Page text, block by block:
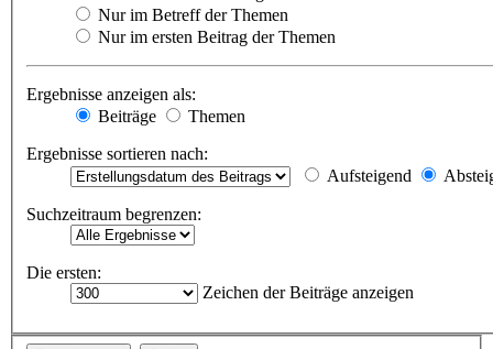
Nur im Betreff der Themen
Nur im ersten Beitrag der Themen
Ergebnisse anzeigen als:
Beiträge
Themen
Ergebnisse sortieren nach:
Aufsteigend
Suchzeitraum begrenzen:
Die ersten:
Zeichen der Beiträge anzeigen